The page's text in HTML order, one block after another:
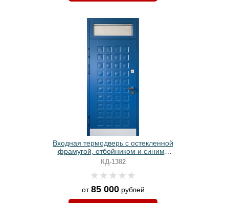
Входная термодверь с остекленной
фрамугой, отбойником и синими
панелями МДФ
КД-1382
от85 000рублей